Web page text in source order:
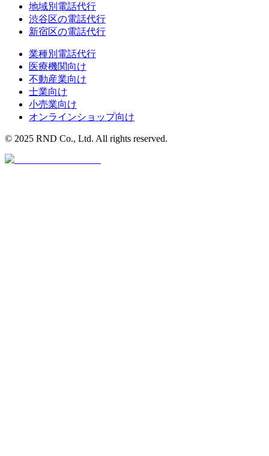
地域別電話代行
渋谷区の電話代行
新宿区の電話代行
業種別電話代行
医療機関向け
不動産業向け
士業向け
小売業向け
オンラインショップ向け
© 2025 RND Co., Ltd. All rights reserved.